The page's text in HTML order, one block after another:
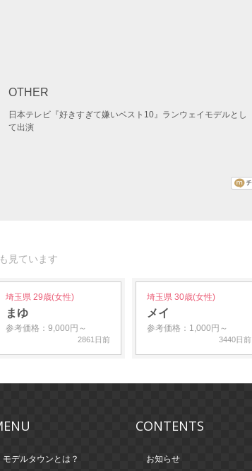
OTHER
日本テレビ『好きすぎて嫌いベスト10』ランウェイモデルとし
て出演
見ています
埼玉県 29歳(女性)
まゆ
参考価格：9,000円～
2861日前
埼玉県 30歳(女性)
メイ
参考価格：1,000円～
3440日前
モデルタウンとは？
CONTENTS
お知らせ